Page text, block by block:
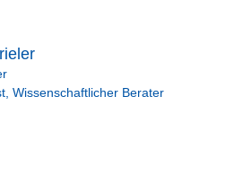
Wissenschaftlicher Berater